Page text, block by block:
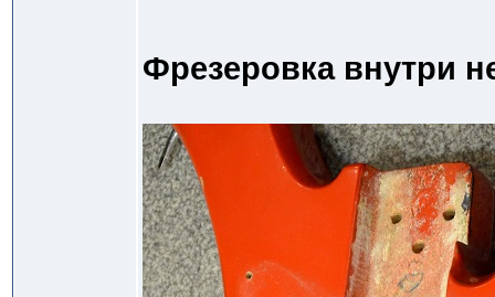
Фрезеровка внутри